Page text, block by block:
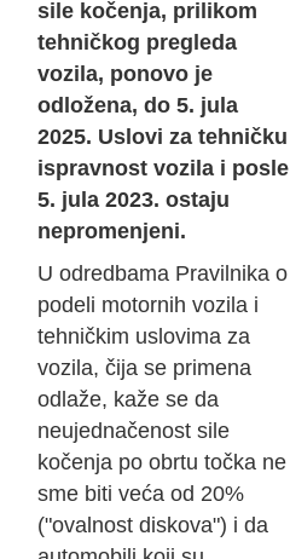
sile kočenja, prilikom
tehničkog pregleda
vozila, ponovo je
odložena, do 5. jula
2025. Uslovi za tehničku
ispravnost vozila i posle
5. jula 2023. ostaju
nepromenjeni.
U odredbama Pravilnika o
podeli motornih vozila i
tehničkim uslovima za
vozila, čija se primena
odlaže, kaže se da
neujednačenost sile
kočenja po obrtu točka ne
sme biti veća od 20%
("ovalnost diskova") i da